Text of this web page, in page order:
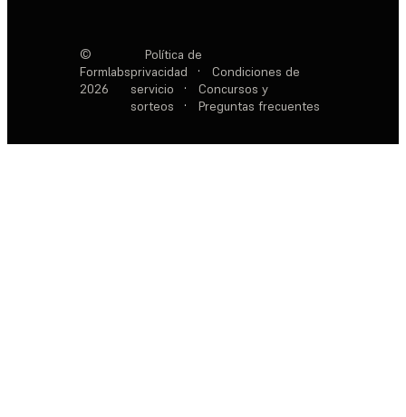
©
Formlabs
2026
Política de
privacidad
·
Condiciones de
servicio
·
Concursos y
sorteos
· Preguntas frecuentes